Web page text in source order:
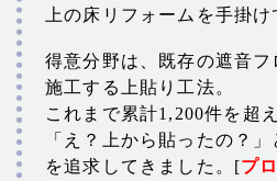
上の床リフォームを手掛け
得意分野は、既存の遮音フ
施工する上貼り工法。
これまで累計1,200件を超
「え？上から貼ったの？
を追求してきました。[プ